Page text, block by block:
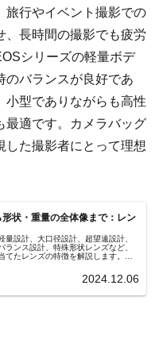
旅行やイベント撮影での
、長時間の撮影でも疲労
シリーズの軽量ボデ
のバランスが良好であ
小型でありながらも高性
最適です。カメラバッグ
した撮影者にとって理想
状・重量の全体像まで：レン
量設計、大口径設計、超望遠設計、
ランス設計、特殊形状レンズなど、
てたレンズの特徴を解説します。撮
2024.12.06